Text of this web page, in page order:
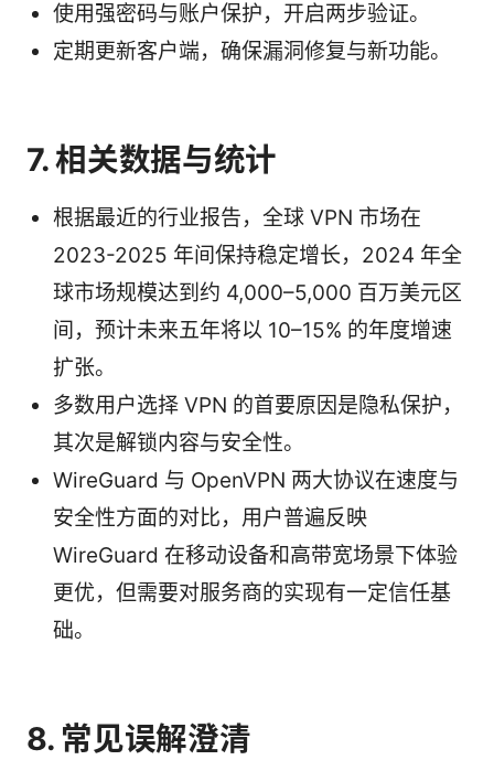
使用强密码与账户保护，开启两步验证。
定期更新客户端，确保漏洞修复与新功能。
7. 相关数据与统计
根据最近的行业报告，全球 VPN 市场在
2023-2025 年间保持稳定增长，2024 年全
球市场规模达到约 4,000–5,000 百万美元区
间，预计未来五年将以 10–15% 的年度增速
扩张。
多数用户选择 VPN 的首要原因是隐私保护，
其次是解锁内容与安全性。
WireGuard 与 OpenVPN 两大协议在速度与
安全性方面的对比，用户普遍反映
WireGuard 在移动设备和高带宽场景下体验
更优，但需要对服务商的实现有一定信任基
础。
8. 常见误解澄清